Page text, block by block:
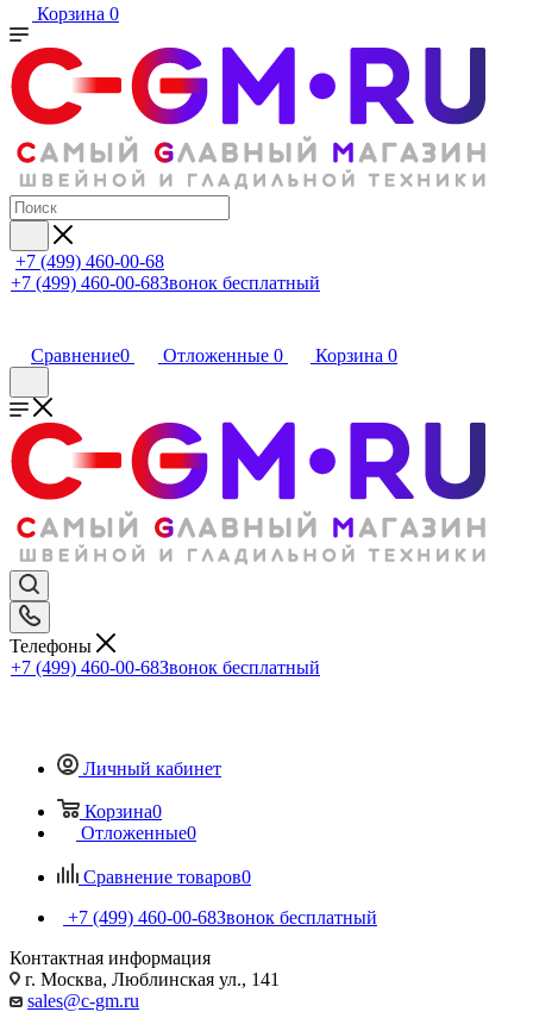
Корзина 0
+7 (499) 460-00-68
+7 (499) 460-00-68Звонок бесплатный
Сравнение0 Отложенные 0 Корзина 0
Телефоны
+7 (499) 460-00-68Звонок бесплатный
Личный кабинет
Корзина0
Отложенные0
Сравнение товаров0
+7 (499) 460-00-68Звонок бесплатный
Контактная информация
г. Москва, Люблинская ул., 141
sales@c-gm.ru